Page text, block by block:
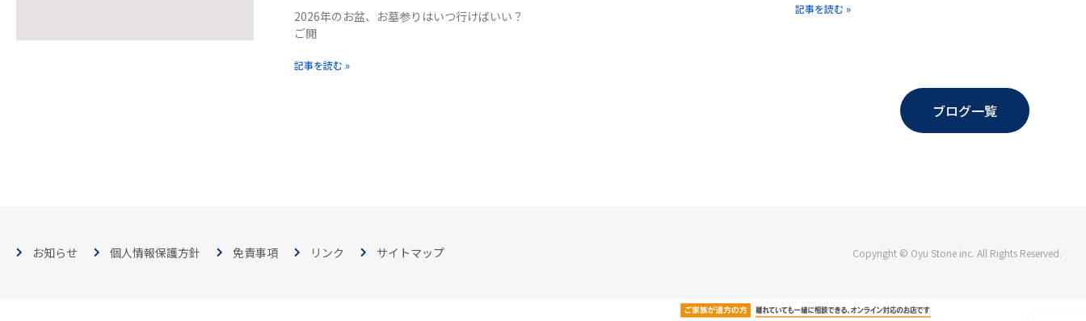
2026年のお盆、お墓参りはいつ行けばいい？
ご閲
記事を読む »
記事を読む »
ブログ一覧
お知らせ 個人情報保護方針 免責事項 リンク サイトマップ Copyright © Oyu Stone inc. All Rights Reserved.